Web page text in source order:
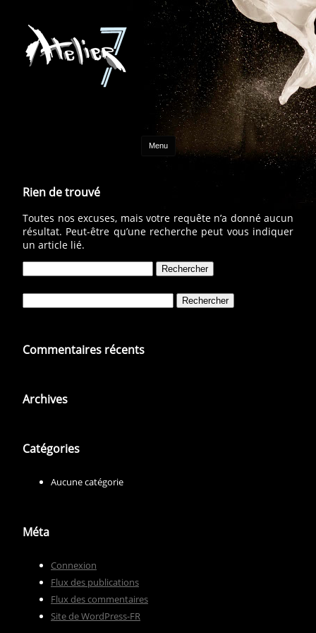
Menu Aller au contenu
Rien de trouvé
Toutes nos excuses, mais votre requête n’a donné aucun
résultat. Peut-être qu’une recherche peut vous indiquer
un article lié.
Commentaires récents
Archives
Catégories
Aucune catégorie
Méta
Connexion
Flux des publications
Flux des commentaires
Site de WordPress-FR